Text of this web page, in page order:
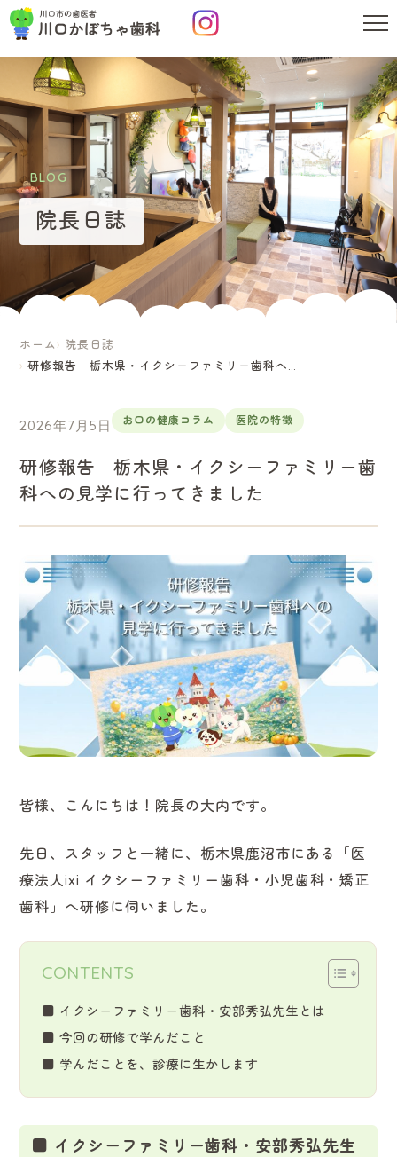
BLOG
院長日誌
ホーム
院長日誌
研修報告 栃木県・イクシーファミリー歯科への見学に行ってきました
2026年7月5日 お口の健康コラム 医院の特徴
研修報告 栃木県・イクシーファミリー歯
科への見学に行ってきました
皆様、こんにちは！院長の大内です。
先日、スタッフと一緒に、栃木県鹿沼市にある「医
療法人ixi イクシーファミリー歯科・小児歯科・矯正
歯科」へ研修に伺いました。
CONTENTS
■ イクシーファミリー歯科・安部秀弘先生とは
■ 今回の研修で学んだこと
■ 学んだことを、診療に生かします
■ イクシーファミリー歯科・安部秀弘先生